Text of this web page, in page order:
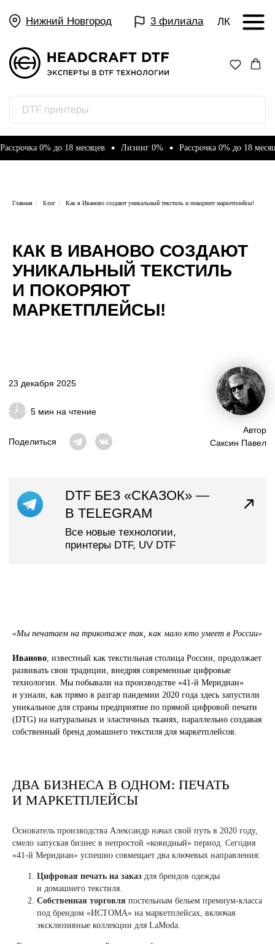
3 филиала
Нижний Новгород ЛК
0% до 18 месяцев Лизинг 0% Рассрочка 0% до 18 месяцев
Главная / Блог / Как в Иваново создают уникальный текстиль и покоряют маркетплейсы!
КАК В ИВАНОВО СОЗДАЮТ
УНИКАЛЬНЫЙ ТЕКСТИЛЬ
И ПОКОРЯЮТ
МАРКЕТПЛЕЙСЫ!
5 мин на чтение
Поделиться
23 декабря 2025
Саксин Павел
Все новые технологии,
«Мы печатаем на трикотаже так, как мало кто умеет в России»
Иваново, известный как текстильная столица России, продолжает
развивать свои традиции, внедряя современные цифровые
технологии. Мы побывали на производстве «41-й Меридиан»
и узнали, как прямо в разгар пандемии 2020 года здесь запустили
уникальное для страны предприятие по прямой цифровой печати
(DTG) на натуральных и эластичных тканях, параллельно создавая
собственный бренд домашнего текстиля для маркетплейсов.
ДВА БИЗНЕСА В ОДНОМ: ПЕЧАТЬ
И МАРКЕТПЛЕЙСЫ
Основатель производства Александр начал свой путь в 2020 году,
смело запуская бизнес в непростой «ковидный» период. Сегодня
«41-й Меридиан» успешно совмещает два ключевых направления:
Цифровая печать на заказ для брендов одежды
и домашнего текстиля.
Собственная торговля постельным бельем премиум-класса
под брендом «ИСТОМА» на маркетплейсах, включая
эксклюзивные коллекции для LaModa.